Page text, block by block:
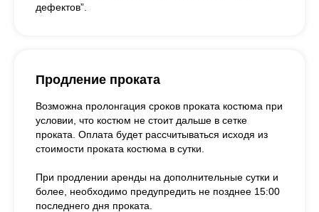
дефектов”.
Продление проката
Возможна пролонгация сроков проката костюма при
условии, что костюм не стоит дальше в сетке
проката. Оплата будет рассчитываться исходя из
стоимости проката костюма в сутки.
При продлении аренды на дополнительные сутки и
более, необходимо предупредить не позднее 15:00
последнего дня проката.